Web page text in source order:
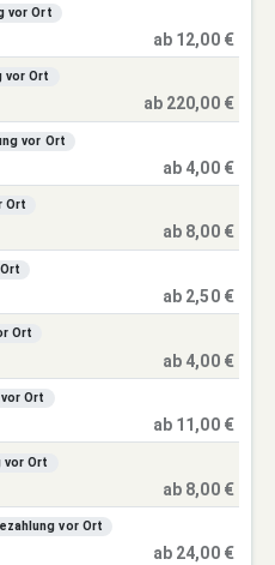
vor Ort
ab 12,00 €
vor Ort
ab 220,00 €
vor Ort
ab 4,00 €
Ort
ab 8,00 €
ab 2,50 €
Ort
ab 4,00 €
Ort
ab 11,00 €
vor Ort
ab 8,00 €
vor Ort
ab 24,00 €